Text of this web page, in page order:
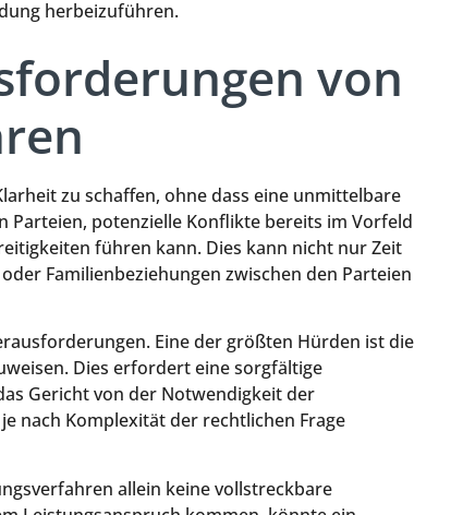
herbeizuführen.
von
zu schaffen, ohne dass eine unmittelbare
Parteien, potenzielle Konflikte bereits im Vorfeld
führen kann. Dies kann nicht nur Zeit
Familienbeziehungen zwischen den Parteien
Eine der größten Hürden ist die
Dies erfordert eine sorgfältige
Gericht von der Notwendigkeit der
nach Komplexität der rechtlichen Frage
allein keine vollstreckbare